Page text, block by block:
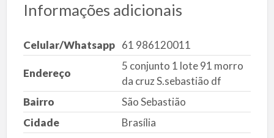
Informações adicionais
Celular/Whatsapp 61 986120011
Endereço
5 conjunto 1 lote 91 morro
da cruz S.sebastião df
Bairro
São Sebastião
Cidade
Brasília